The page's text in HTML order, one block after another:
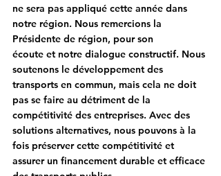
ne sera pas appliqué cette année dans
notre région. Nous remercions la
Présidente de région, pour son
écoute et notre dialogue constructif. Nous
soutenons le développement des
transports en commun, mais cela ne doit
pas se faire au détriment de la
compétitivité des entreprises. Avec des
solutions alternatives, nous pouvons à la
fois préserver cette compétitivité et
assurer un financement durable et efficace